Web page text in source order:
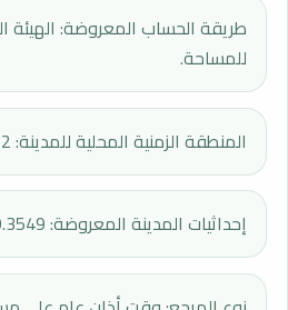
طريقة الحساب المعروضة: الهيئة
للمساحة.
المنطقة الزمنية المحلية للمدينة: GMT+2.
إحداثيات المدينة المعروضة: 30.3549, 31.2010.